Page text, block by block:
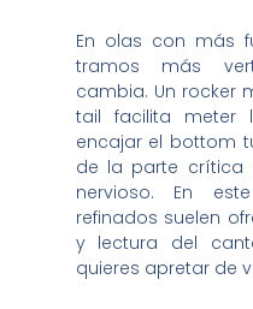
En olas con más
tramos más
cambia. Un rocker
tail facilita meter
encajar el bottom
de la parte crítica
nervioso. En
refinados suelen
y lectura del
quieres apretar de